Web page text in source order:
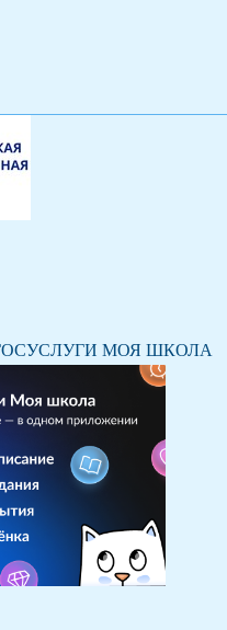
ГОСУСЛУГИ МОЯ ШКОЛА